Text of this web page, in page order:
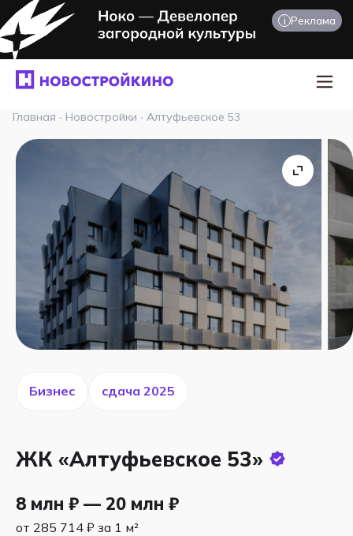
i Реклама
Главная · Новостройки · Алтуфьевское 53
ЖК «Алтуфьевское 53»
8 млн ₽ — 20 млн ₽
от 285 714 ₽ за 1 м²
Бизнес cдача 2025